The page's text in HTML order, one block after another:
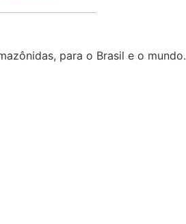
para o Brasil e o mundo.